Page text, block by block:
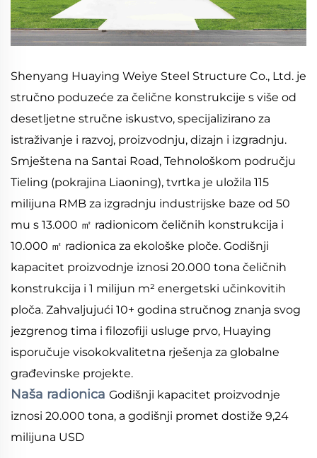
Shenyang Huaying Weiye Steel Structure Co., Ltd. je
stručno poduzeće za čelične konstrukcije s više od
desetljetne stručne iskustvo, specijalizirano za
istraživanje i razvoj, proizvodnju, dizajn i izgradnju.
Smještena na Santai Road, Tehnološkom području
Tieling (pokrajina Liaoning), tvrtka je uložila 115
milijuna RMB za izgradnju industrijske baze od 50
mu s 13.000 ㎡ radionicom čeličnih konstrukcija i
10.000 ㎡ radionica za ekološke ploče. Godišnji
kapacitet proizvodnje iznosi 20.000 tona čeličnih
konstrukcija i 1 milijun m² energetski učinkovitih
ploča. Zahvaljujući 10+ godina stručnog znanja svog
jezgrenog tima i filozofiji usluge prvo, Huaying
isporučuje visokokvalitetna rješenja za globalne
građevinske projekte.
Naša radionica Godišnji kapacitet proizvodnje
iznosi 20.000 tona, a godišnji promet dostiže 9,24
milijuna USD